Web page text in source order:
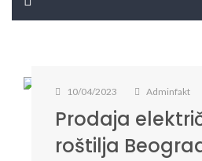
10/04/2023 Adminfakt
Prodaja
roštilja